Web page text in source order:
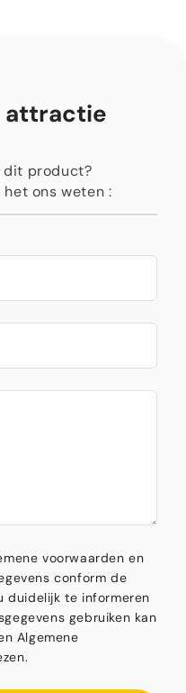
attractie
dit product?
ons weten :
voorwaarden en
conform de
duidelijk te informeren
gebruiken kan
Algemene